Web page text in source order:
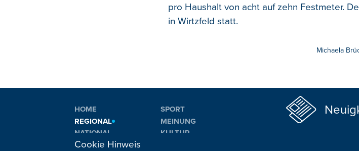
pro Haushalt von acht auf zehn Festmeter.
in Wirtzfeld statt.
Michaela
HOME
REGIONAL
NATIONAL
INTERNATIONAL
SPORT
MEINUNG
KULTUR
Cookie Hinweis